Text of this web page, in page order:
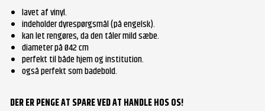
lavet af vinyl.
indeholder dyrespørgsmål (på engelsk).
kan let rengøres, da den tåler mild sæbe.
diameter på Ø42 cm
perfekt til både hjem og institution.
også perfekt som badebold.
DER ER PENGE AT SPARE VED AT HANDLE HOS OS!